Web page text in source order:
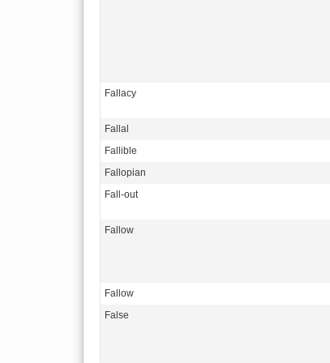
Fallacy
Fallal
Fallible
Fallopian
Fall-out
Fallow
Fallow
False